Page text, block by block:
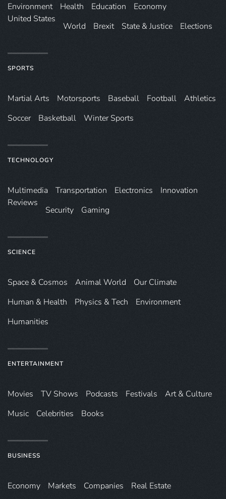
Environ­ment Health Education
Economy
United States
World Brexit State & Justice Elections
SPORTS
Martial Arts Motorsports Baseball Football
Athletics
Soccer
Basketball Winter Sports
TECHNOLOGY
Multimedia Transportation Electronics
Innovation
Reviews
Security Gaming
SCIENCE
Space & Cosmos Animal World
Our Climate
Human & Health
Physics & Tech
Environment
Humanities
ENTERTAINMENT
Movies TV Shows Podcasts Festivals
Art & Culture
Music
Celebrities Books
BUSINESS
Economy Markets Companies
Real Estate